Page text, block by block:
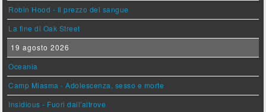
Robin Hood - Il prezzo del sangue
La fine di Oak Street
19 agosto 2026
Oceania
Camp Miasma - Adolescenza, sesso e morte
Insidious - Fuori dall'altrove